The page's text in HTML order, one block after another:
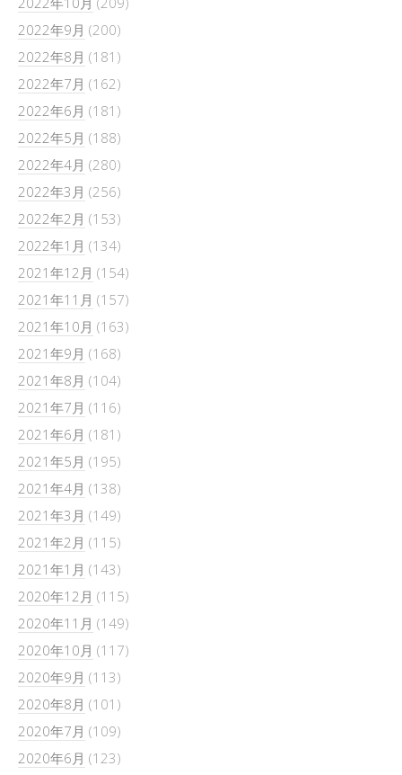
2022年9月 (200)
2022年8月 (181)
2022年7月 (162)
2022年6月 (181)
2022年5月 (188)
2022年4月 (280)
2022年3月 (256)
2022年2月 (153)
2022年1月 (134)
2021年12月 (154)
2021年11月 (157)
2021年10月 (163)
2021年9月 (168)
2021年8月 (104)
2021年7月 (116)
2021年6月 (181)
2021年5月 (195)
2021年4月 (138)
2021年3月 (149)
2021年2月 (115)
2021年1月 (143)
2020年12月 (115)
2020年11月 (149)
2020年10月 (117)
2020年9月 (113)
2020年8月 (101)
2020年7月 (109)
2020年6月 (123)